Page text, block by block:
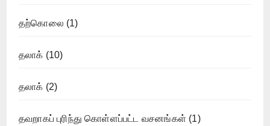
தற்கொலை (1)
தலாக் (10)
தலாக் (2)
தவறாகப் புரிந்து கொள்ளப்பட்ட வசனங்கள் (1)